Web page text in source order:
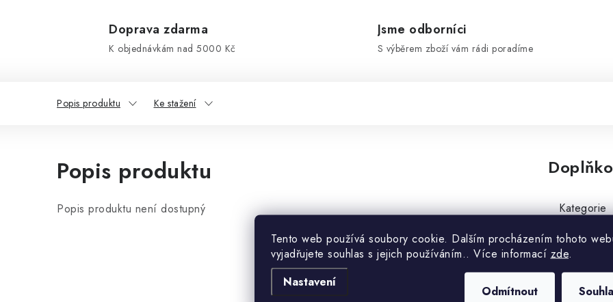
Tento web používá soubory cookie. Dalším procházením tohoto
vyjadřujete souhlas s jejich používáním.. Více informací zde.
Nastavení
Odmítnout
Doprava zdarma
K objednávkám nad 5000 Kč
Jsme odborníci
S výběrem zboží vám rádi poradíme
Popis produktu Ke stažení
Popis produktu
Popis produktu není dostupný Kategorie
Hmotnost
Průměr